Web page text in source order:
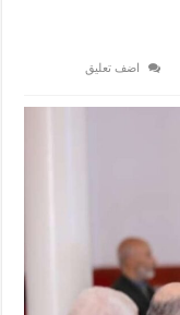
اضف تعليق